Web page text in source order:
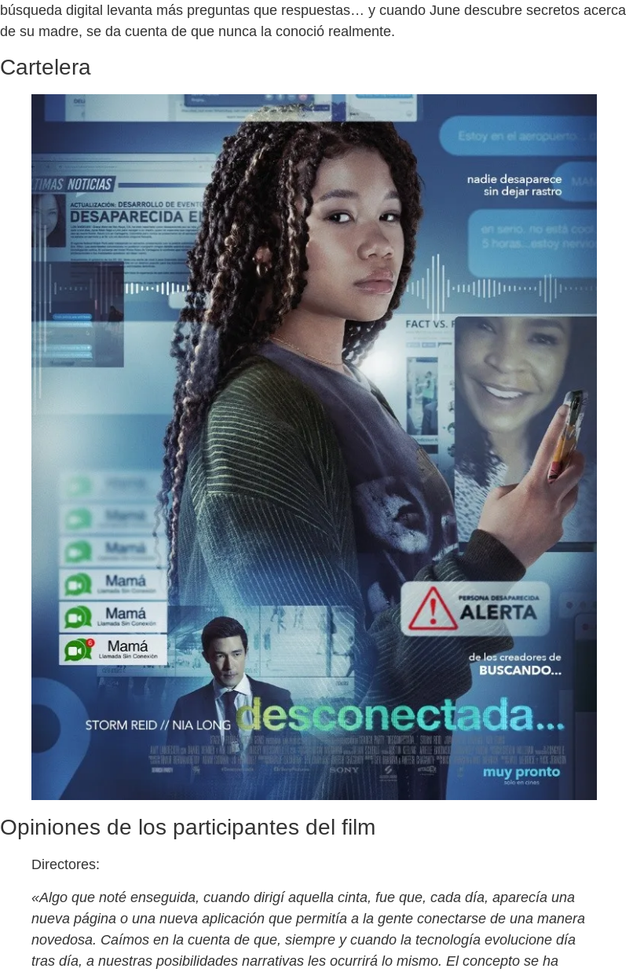
búsqueda digital levanta más preguntas que respuestas… y cuando June descubre secretos acerca
de su madre, se da cuenta de que nunca la conoció realmente.
Cartelera
Opiniones de los participantes del film
Directores:
«Algo que noté enseguida, cuando dirigí aquella cinta, fue que, cada día, aparecía una
nueva página o una nueva aplicación que permitía a la gente conectarse de una manera
novedosa. Caímos en la cuenta de que, siempre y cuando la tecnología evolucione día
tras día, a nuestras posibilidades narrativas les ocurrirá lo mismo. El concepto se ha